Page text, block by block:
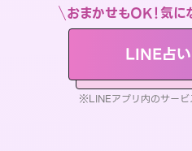
おまかせもOK！気に
LINE占
※LINEアプリ内のサービ